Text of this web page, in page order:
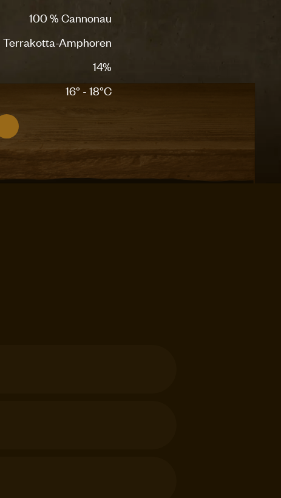
100 % Cannonau
Terrakotta-Amphoren
14%
16° - 18°C